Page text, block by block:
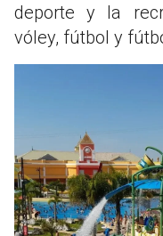
deporte y la
vóley, fútbol y